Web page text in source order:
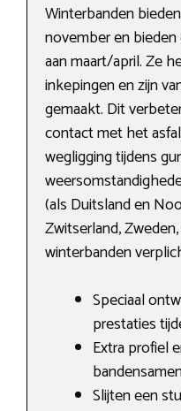
Winterbanden
november en
aan maart/april. Ze
inkepingen en zijn
gemaakt. Dit
contact met het
wegligging tijdens
(als Duitsland en
Zwitserland,
winterbanden
Speciaal
prestaties
Extra profiel
Slijten een